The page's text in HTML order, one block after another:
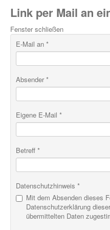
Link per Mail an
Fenster schließen
E-Mail an *
Absender *
Eigene E-Mail *
Betreff *
Datenschutzhinweis *
Mit dem Absenden dieses
Datenschutzerklärung
übermittelten Daten